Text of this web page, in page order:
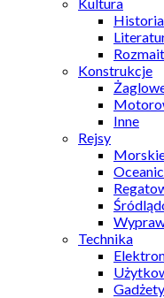
Historia
Konstrukcje
Inne
Rejsy
Technika
Gadżety